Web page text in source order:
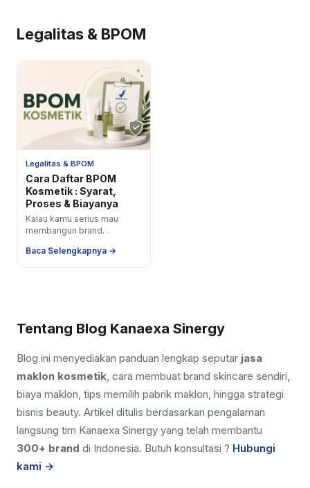
Legalitas & BPOM
Legalitas & BPOM
Cara Daftar BPOM
Kosmetik : Syarat,
Proses & Biayanya
Kalau kamu serius mau
membangun brand
hal yang tidak bisa kamu
hindari adalah urusan...
Baca Selengkapnya →
Tentang Blog Kanaexa Sinergy
Blog ini menyediakan panduan lengkap seputar jasa
maklon kosmetik, cara membuat brand skincare sendiri,
biaya maklon, tips memilih pabrik maklon, hingga strategi
bisnis beauty. Artikel ditulis berdasarkan pengalaman
langsung tim Kanaexa Sinergy yang telah membantu
300+ brand di Indonesia. Butuh konsultasi ? Hubungi
kami →